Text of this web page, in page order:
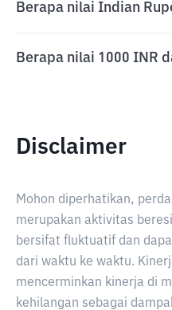
Berapa nilai Indian
Berapa nilai 1000 INR
Disclaimer
Mohon diperhatikan,
merupakan aktivitas
bersifat fluktuatif dan
dari waktu ke waktu.
mencerminkan kinerja di
kehilangan sebagai